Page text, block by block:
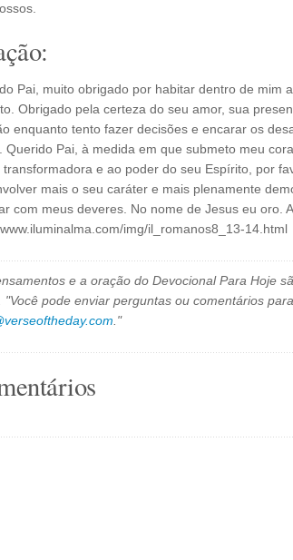
Pai, muito obrigado por habitar dentro de mim
Obrigado pela certeza do seu amor, sua
enquanto tento fazer decisões e encarar os
Querido Pai, à medida em que submeto meu
transformadora e ao poder do seu Espírito, por
mais o seu caráter e mais plenamente
com meus deveres. No nome de Jesus eu oro.
img/il_romanos8_13-14.html
e a oração do Devocional Para Hoje
"Você pode enviar perguntas ou comentários para
."